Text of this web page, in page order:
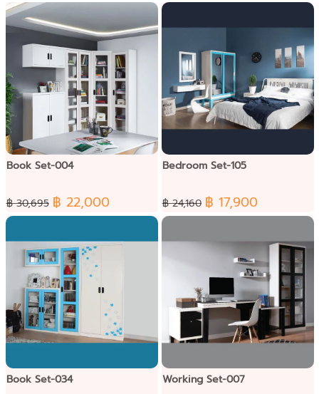
Book Set-004
฿ 30,695 ฿ 22,000
Bedroom Set-105
฿ 24,160 ฿ 17,900
Book Set-034 Working Set-007